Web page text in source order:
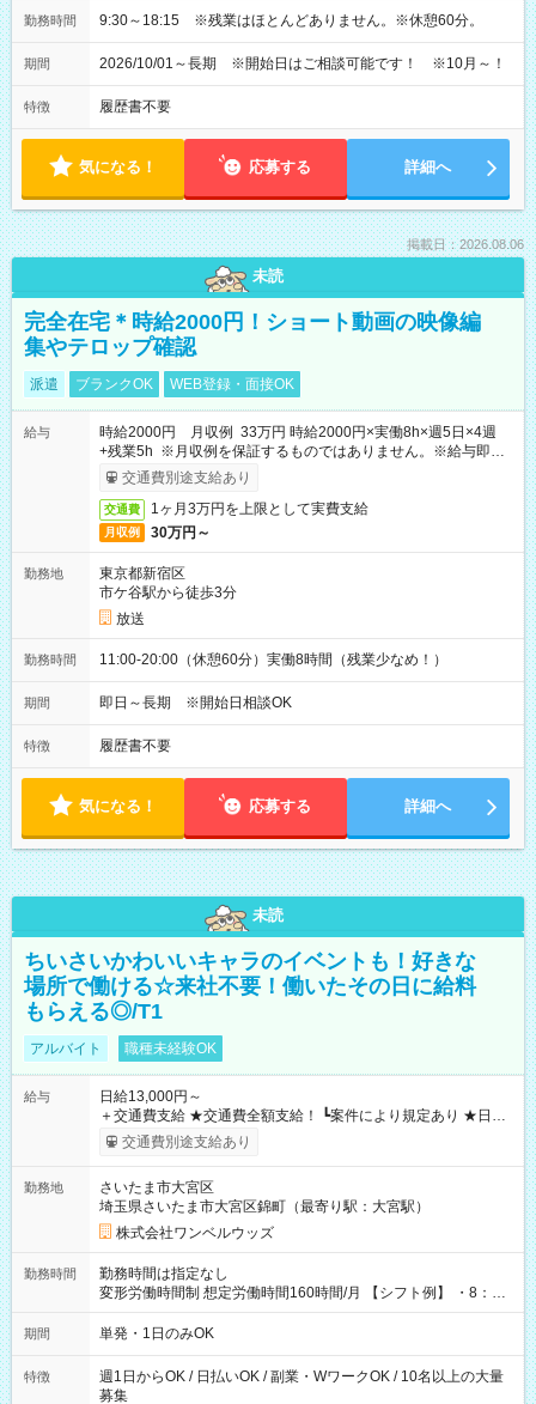
勤務時間 9:30～18:15 ※残業はほとんどありません。※休憩60分。
期間 2026/10/01～長期 ※開始日はご相談可能です！ ※10月～！
特徴 履歴書不要
気になる！ 応募する 詳細へ
掲載日：2026.08.06
未読
完全在宅＊時給2000円！ショート動画の映像編
集やテロップ確認
派遣 ブランクOK WEB登録・面接OK
給与
時給2000円 月収例 33万円 時給2000円×実働8h×週5日×4週
+残業5h ※月収例を保証するものではありません。※給与即受
取りサービス利用可（利用条件有）
交通費別途支給あり
交通費 1ヶ月3万円を上限として実費支給
月収例 30万円～
勤務地
東京都新宿区
市ケ谷駅から徒歩3分
放送
勤務時間 11:00-20:00（休憩60分）実働8時間（残業少なめ！）
期間 即日～長期 ※開始日相談OK
特徴 履歴書不要
気になる！ 応募する 詳細へ
未読
ちいさいかわいいキャラのイベントも！好きな
場所で働ける☆来社不要！働いたその日に給料
もらえる◎/T1
アルバイト 職種未経験OK
給与
日給13,000円～
＋交通費支給 ★交通費全額支給！ ┗案件により規定あり ★日払
いOK！（規定あり） ┗働いたその日に現金GET♪ お仕事後はコ
ンビニATMから 日払い分を引き落とせます！ 【試用期間】試
交通費別途支給あり
勤務地
さいたま市大宮区
埼玉県さいたま市大宮区錦町（最寄り駅：大宮駅）
株式会社ワンベルウッズ
勤務時間
勤務時間は指定なし
変形労働時間制 想定労働時間160時間/月 【シフト例】 ・8：00
～21：00
期間 単発・1日のみOK
特徴
週1日からOK / 日払いOK / 副業・WワークOK / 10名以上の大量
募集